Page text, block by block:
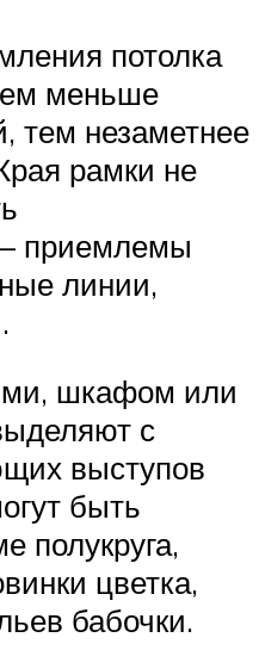
потолка
меньше
тем незаметнее
рамки не
приемлемы
линии,
шкафом или
с
выступов
быть
полукруга,
цветка,
бабочки.